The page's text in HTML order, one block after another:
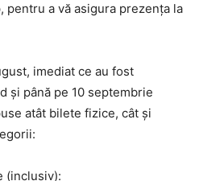
a vă asigura prezența la
imediat ce au fost
și până pe 10 septembrie
atât bilete fizice, cât și
(inclusiv):